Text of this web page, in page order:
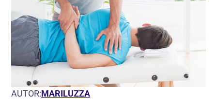
AUTOR:MARILUZZA